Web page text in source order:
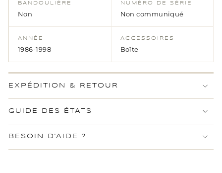
BANDOULIÈRE
Non
NUMÉRO DE SÉRIE
Non communiqué
ANNÉE
1986-1998
ACCESSOIRES
Boîte
EXPÉDITION & RETOUR
GUIDE DES ÉTATS
BESOIN D'AIDE ?